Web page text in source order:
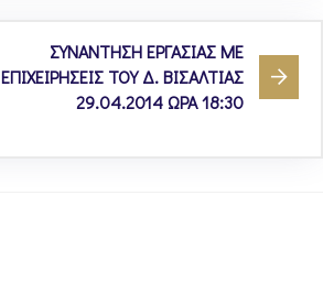
ΣΥΝΑΝΤΗΣΗ ΕΡΓΑΣΙΑΣ ΜΕ
ΕΠΙΧΕΙΡΗΣΕΙΣ ΤΟΥ Δ. ΒΙΣΑΛΤΙΑΣ
29.04.2014 ΩΡΑ 18:30